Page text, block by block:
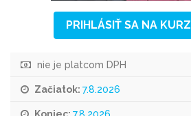
PRIHLÁSIŤ SA NA KURZ
nie je platcom DPH
Začiatok: 7.8.2026